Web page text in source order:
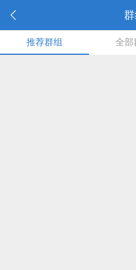
群
推荐群组 全部